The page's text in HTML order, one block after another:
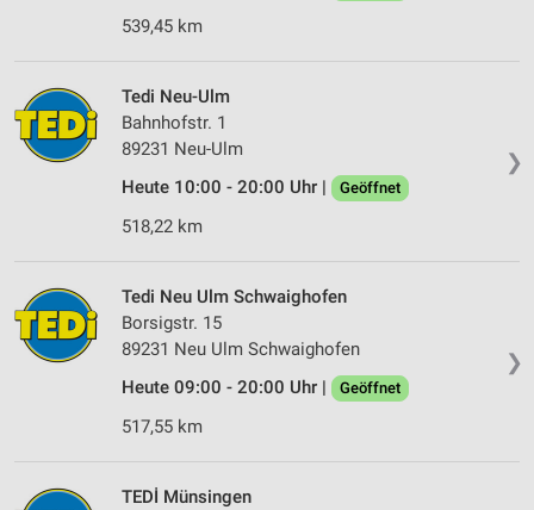
539,45 km
❯
Tedi Neu-Ulm
Bahnhofstr. 1
89231 Neu-Ulm
Heute 10:00 - 20:00 Uhr |
Geöffnet
518,22 km
❯
Tedi Neu Ulm Schwaighofen
Borsigstr. 15
89231 Neu Ulm Schwaighofen
Heute 09:00 - 20:00 Uhr |
Geöffnet
517,55 km
TEDİ Münsingen